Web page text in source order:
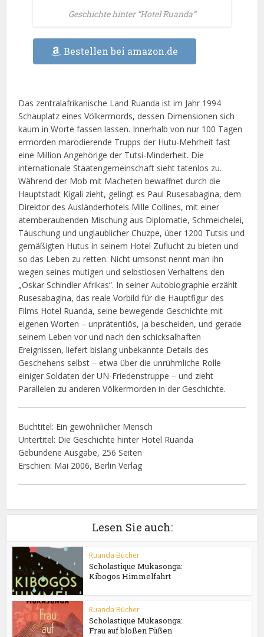
Geschichte hinter “Hotel Ruanda”
Bestellen bei amazon.de
Das zentralafrikanische Land Ruanda ist im Jahr 1994
Schauplatz eines Völkermords, dessen Dimensionen sich
kaum in Worte fassen lassen. Innerhalb von nur 100 Tagen
ermorden marodierende Trupps der Hutu-Mehrheit fast
eine Million Angehörige der Tutsi-Minderheit. Die
internationale Staatengemeinschaft sieht tatenlos zu.
Während der Mob mit Macheten bewaffnet durch die
Hauptstadt Kigali zieht, gelingt es Paul Rusesabagina, dem
Direktor des Ausländerhotels Mille Collines, mit einer
atemberaubenden Mischung aus Diplomatie, Schmeichelei,
Täuschung und unglaublicher Chuzpe, über 1200 Tutsis und
gemäßigten Hutus in seinem Hotel Zuflucht zu bieten und
so das Leben zu retten. Nicht umsonst nennt man ihn
wegen seines mutigen und selbstlosen Verhaltens den
„Oskar Schindler Afrikas“. In seiner Autobiographie erzählt
Rusesabagina, das reale Vorbild für die Hauptfigur des
Films Hotel Ruanda, seine bewegende Geschichte mit
eigenen Worten – unprätentiös, ja bescheiden, und gerade
seinem Leben vor und nach den schicksalhaften
Ereignissen, liefert bislang unbekannte Details des
Geschehens selbst – etwa über die unrühmliche Rolle
einiger Soldaten der UN-Friedenstruppe – und zieht
Parallelen zu anderen Völkermorden in der Geschichte.
Buchtitel: Ein gewöhnlicher Mensch
Untertitel: Die Geschichte hinter Hotel Ruanda
Gebundene Ausgabe, 256 Seiten
Erschien: Mai 2006, Berlin Verlag
Lesen Sie auch:
Ruanda Bücher
Scholastique Mukasonga:
Kibogos Himmelfahrt
Ruanda Bücher
Scholastique Mukasonga:
Frau auf bloßen Füßen